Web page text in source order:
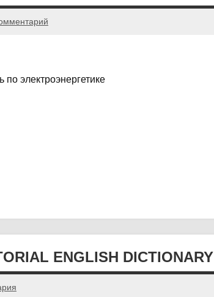
по электроэнергетике
ENGLISH DICTIONARY